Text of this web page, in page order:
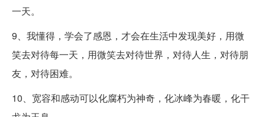
一天。
9、我懂得，学会了感恩，才会在生活中发现美好，用微
笑去对待每一天，用微笑去对待世界，对待人生，对待朋
友，对待困难。
10、宽容和感动可以化腐朽为神奇，化冰峰为春暖，化干